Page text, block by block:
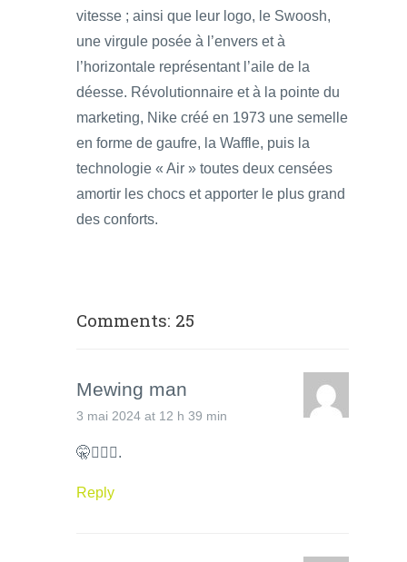
vitesse ; ainsi que leur logo, le Swoosh,
une virgule posée à l’envers et à
l’horizontale représentant l’aile de la
déesse. Révolutionnaire et à la pointe du
marketing, Nike créé en 1973 une semelle
en forme de gaufre, la Waffle, puis la
technologie « Air » toutes deux censées
amortir les chocs et apporter le plus grand
des conforts.
Comments: 25
Mewing man
3 mai 2024 at 12 h 39 min
🤫🧏🏻‍♂️.
Reply